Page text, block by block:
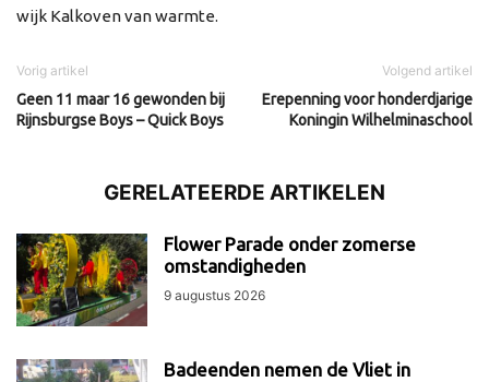
wijk Kalkoven van warmte.
Vorig artikel
Geen 11 maar 16 gewonden bij
Rijnsburgse Boys – Quick Boys
Volgend artikel
Erepenning voor honderdjarige
Koningin Wilhelminaschool
GERELATEERDE ARTIKELEN
Flower Parade onder zomerse
omstandigheden
9 augustus 2026
Badeenden nemen de Vliet in